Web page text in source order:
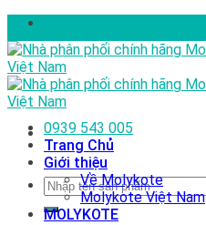
Skip
to
content
Tìm
kiếm:
0939 543 005
Trang Chủ
Giới thiệu
Về Molykote
Molykote Việt Nam
MOLYKOTE